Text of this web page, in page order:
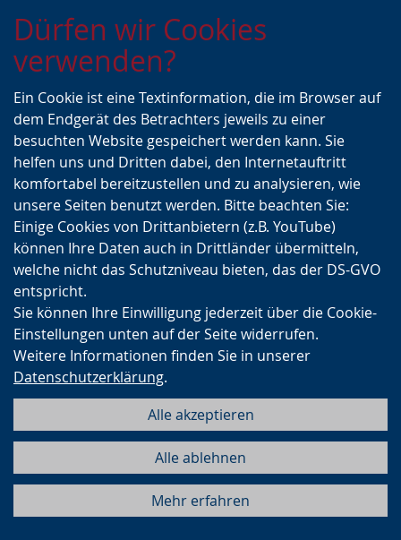
Zur
Hauptnavigation
Zur
Seitennavigation
Zum
Inhalt
Dürfen wir Cookies
verwenden?
Ein Cookie ist eine Textinformation, die im Browser auf
dem Endgerät des Betrachters jeweils zu einer
besuchten Website gespeichert werden kann. Sie
helfen uns und Dritten dabei, den Internetauftritt
komfortabel bereitzustellen und zu analysieren, wie
unsere Seiten benutzt werden. Bitte beachten Sie:
Einige Cookies von Drittanbietern (z.B. YouTube)
können Ihre Daten auch in Drittländer übermitteln,
welche nicht das Schutzniveau bieten, das der DS-GVO
entspricht.
Sie können Ihre Einwilligung jederzeit über die Cookie-
Einstellungen unten auf der Seite widerrufen.
Weitere Informationen finden Sie in unserer
Datenschutzerklärung.
Alle akzeptieren
Alle ablehnen
Mehr erfahren